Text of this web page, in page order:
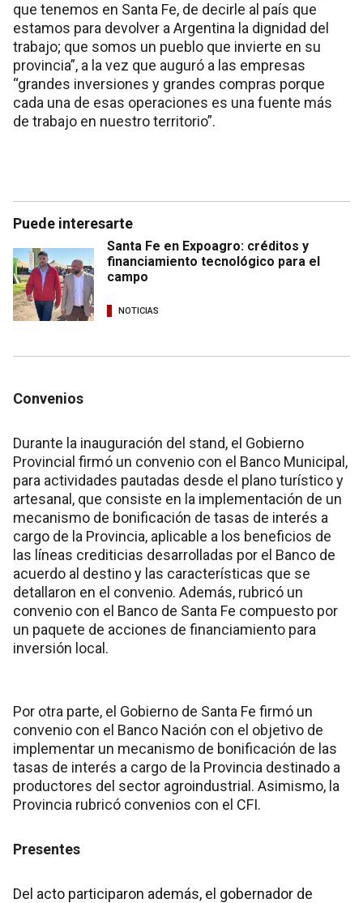
que tenemos en Santa Fe, de decirle al país que
estamos para devolver a Argentina la dignidad del
trabajo; que somos un pueblo que invierte en su
provincia”, a la vez que auguró a las empresas
“grandes inversiones y grandes compras porque
cada una de esas operaciones es una fuente más
de trabajo en nuestro territorio”.
Puede interesarte
Santa Fe en Expoagro: créditos y
financiamiento tecnológico para el
campo
NOTICIAS
Convenios
Durante la inauguración del stand, el Gobierno
Provincial firmó un convenio con el Banco Municipal,
para actividades pautadas desde el plano turístico y
artesanal, que consiste en la implementación de un
mecanismo de bonificación de tasas de interés a
cargo de la Provincia, aplicable a los beneficios de
las líneas crediticias desarrolladas por el Banco de
acuerdo al destino y las características que se
detallaron en el convenio. Además, rubricó un
convenio con el Banco de Santa Fe compuesto por
un paquete de acciones de financiamiento para
inversión local.
Por otra parte, el Gobierno de Santa Fe firmó un
convenio con el Banco Nación con el objetivo de
implementar un mecanismo de bonificación de las
tasas de interés a cargo de la Provincia destinado a
productores del sector agroindustrial. Asimismo, la
Provincia rubricó convenios con el CFI.
Presentes
Del acto participaron además, el gobernador de